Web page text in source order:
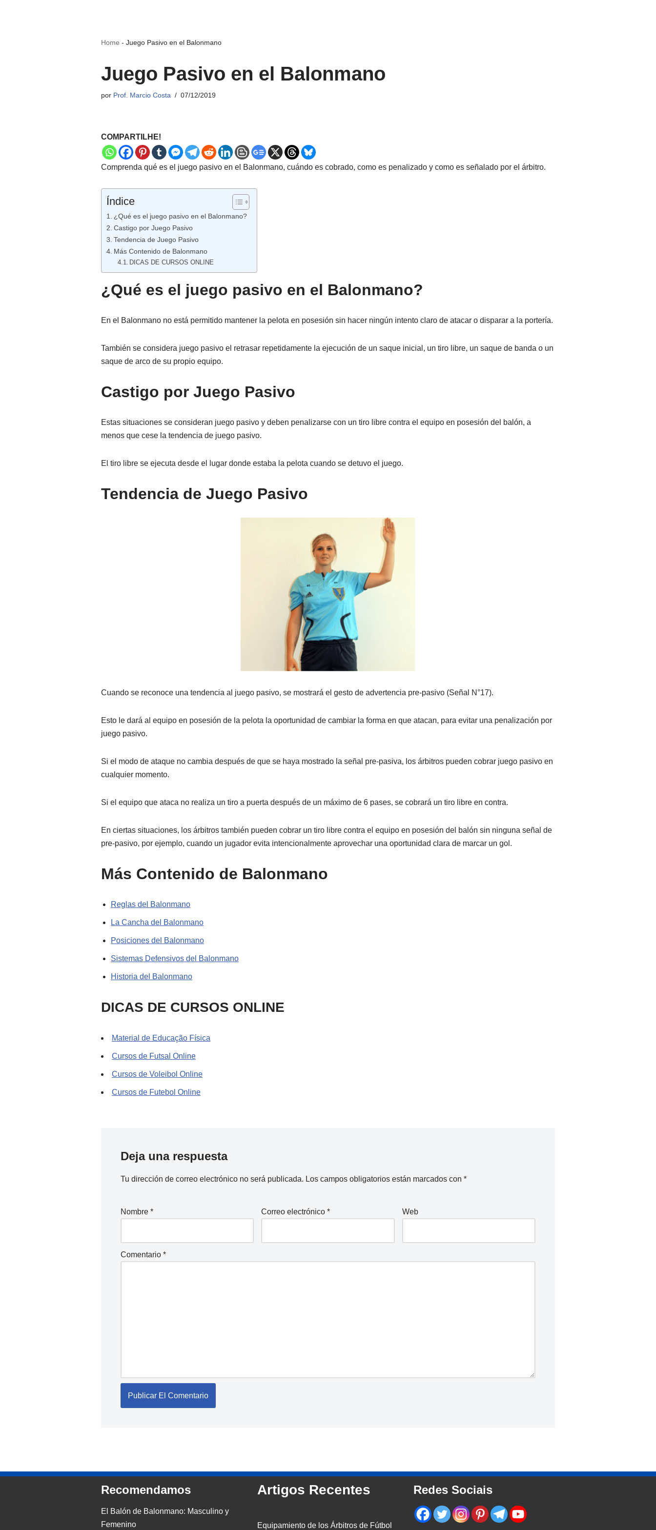
Home - Juego Pasivo en el Balonmano
Juego Pasivo en el Balonmano
por Prof. Marcio Costa 07/12/2019
COMPARTILHE!
Comprenda qué es el juego pasivo en el Balonmano, cuándo es cobrado, como es penalizado y como es señalado por el árbitro.
Índice
¿Qué es el juego pasivo en el Balonmano?
Castigo por Juego Pasivo
Tendencia de Juego Pasivo
Más Contenido de Balonmano
DICAS DE CURSOS ONLINE
¿Qué es el juego pasivo en el Balonmano?
En el Balonmano no está permitido mantener la pelota en posesión sin hacer ningún intento claro de atacar o disparar a la portería.
También se considera juego pasivo el retrasar repetidamente la ejecución de un saque inicial, un tiro libre, un saque de banda o un
saque de arco de su propio equipo.
Castigo por Juego Pasivo
Estas situaciones se consideran juego pasivo y deben penalizarse con un tiro libre contra el equipo en posesión del balón, a
menos que cese la tendencia de juego pasivo.
El tiro libre se ejecuta desde el lugar donde estaba la pelota cuando se detuvo el juego.
Tendencia de Juego Pasivo
Cuando se reconoce una tendencia al juego pasivo, se mostrará el gesto de advertencia pre-pasivo (Señal N°17).
Esto le dará al equipo en posesión de la pelota la oportunidad de cambiar la forma en que atacan, para evitar una penalización por
juego pasivo.
Si el modo de ataque no cambia después de que se haya mostrado la señal pre-pasiva, los árbitros pueden cobrar juego pasivo en
cualquier momento.
Si el equipo que ataca no realiza un tiro a puerta después de un máximo de 6 pases, se cobrará un tiro libre en contra.
En ciertas situaciones, los árbitros también pueden cobrar un tiro libre contra el equipo en posesión del balón sin ninguna señal de
pre-pasivo, por ejemplo, cuando un jugador evita intencionalmente aprovechar una oportunidad clara de marcar un gol.
Más Contenido de Balonmano
Reglas del Balonmano
La Cancha del Balonmano
Posiciones del Balonmano
Sistemas Defensivos del Balonmano
Historia del Balonmano
DICAS DE CURSOS ONLINE
Material de Educação Física
Cursos de Futsal Online
Cursos de Voleibol Online
Cursos de Futebol Online
Deja una respuesta
Tu dirección de correo electrónico no será publicada. Los campos obligatorios están marcados con *
Nombre * Correo electrónico* Web
Comentario *
Recomendamos
El Balón de Balonmano: Masculino y
Femenino
Artigos Recentes
Equipamiento de los Árbitros de Fútbol
Redes Sociais